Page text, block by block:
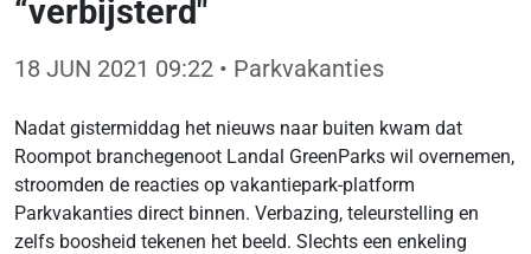
“verbijsterd"
18 JUN 2021 09:22 • Parkvakanties
Nadat gistermiddag het nieuws naar buiten kwam dat
Roompot branchegenoot Landal GreenParks wil overnemen,
stroomden de reacties op vakantiepark-platform
Parkvakanties direct binnen. Verbazing, teleurstelling en
zelfs boosheid tekenen het beeld. Slechts een enkeling